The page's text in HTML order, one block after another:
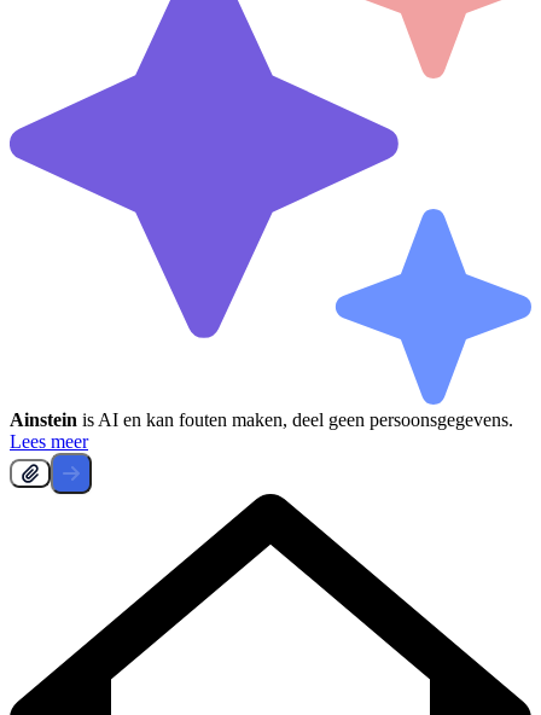
Ainstein is AI en kan fouten maken, deel geen persoonsgegevens.
Lees meer